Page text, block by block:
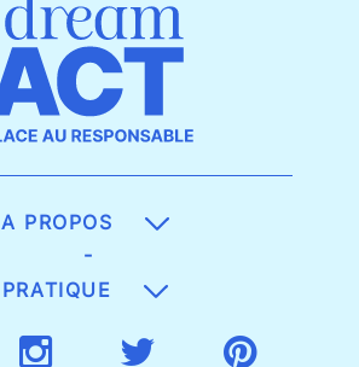
A PROPOS
-
PRATIQUE